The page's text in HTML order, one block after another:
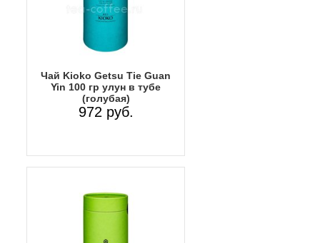
Чай Kioko Getsu Tie Guan
Yin 100 гр улун в тубе
(голубая)
972 руб.